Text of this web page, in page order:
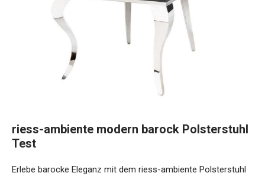
riess-ambiente modern barock Polsterstuhl
Test
Erlebe barocke Eleganz mit dem riess-ambiente Polsterstuhl